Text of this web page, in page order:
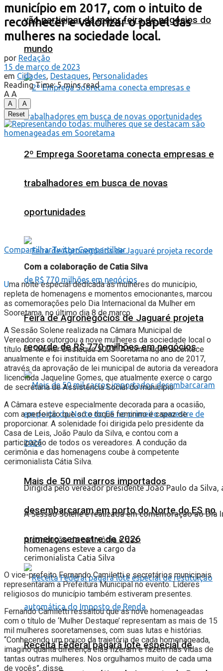
vão participar da maior feira de negócios do
mundo
2º Emprega Sooretama conecta empresas e
trabalhadores em busca de novas
oportunidades
Feira de Agronegócios de Jaguaré projeta
recorde de R$ 770 milhões em negócios
Mais de 50 mil carros importados
desembarcaram em porto do Norte do ES no
primeiro semestre de 2026
Receita Federal pagará lote especial de
município em 2017, com o intuito de
reconhecer e valorizar o papel das
mulheres na sociedade local.
por Redação
15 de março de 2023
em Cidades, Destaques, Personalidades
Reading Time: 5 mins read
A A
A
A
Reset
CompartilharTwittarCompartilhar
Com a colaboração de Catia Silva
Uma noite especial dedicada às mulheres do município,
repleta de homenagens e momentos emocionantes, marcou
as comemorações pelo Dia Internacional da Mulher em
Sooretama, no último dia 8 de março.
A Sessão Solene realizada na Câmara Municipal de
Vereadores outorgou a nove mulheres da sociedade local o
título de ‘Mulher Destaque 2023’. A homenagem acontece
anualmente e foi instituída em Sooretama no ano de 2017,
através da aprovação de lei municipal de autoria da vereadora
licenciada Jaqueline Gomes, que atualmente exerce o cargo
de secretária de Assistência Social do município.
A Câmara esteve especialmente decorada para a ocasião,
com a perfeição que só o toque feminino é capaz de
proporcionar. A solenidade foi dirigida pelo presidente da
Casa de Leis, João Paulo da Silva, e contou com a
participação de todos os vereadores. A condução da
cerimônia e das homenagens coube à competente
cerimonialista Cátia Silva.
Dirigida pelo vereador presidente João Paulo da
A Sessão Solene é realizada em comemoração ao Dia
A condução da cerimônia e das
homenagens esteve a cargo da
cerimonialista Catia Silva
O vice-prefeito Fernando Camiletti e secretários municipais
representaram a Prefeitura Municipal no evento. Líderes
religiosos do município também estiveram presentes.
Fernando Camiletti ressaltou que as nove homenageadas
com o título de ‘Mulher Destaque’ representam as mais de 15
mil mulheres sooretamenses, com suas lutas e histórias.
“Conhecendo um pouco da trajetória de cada homenageada,
imagino quanta diferença elas fizeram e fazem nas vidas de
tantas outras mulheres. Nos orgulhamos muito de cada uma
de vocês”, disse.